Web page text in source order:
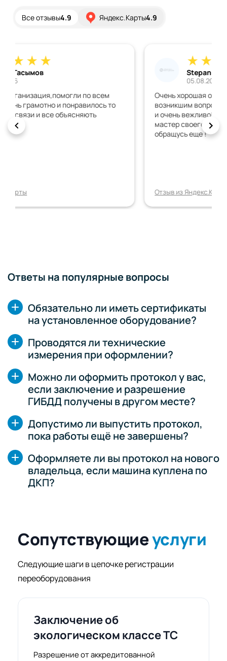
Все отзывы4.9 Яндекс.Карты4.9
Очень хорошая организация! Помогли по всем
возникшим вопросам , отвечали быстро , понятно
и очень вежливо! Спасибо большое Антону ,
мастер своего дела! Очень доволен , обязательно
Ответы на популярные вопросы
Обязательно ли иметь сертификаты
на установленное оборудование?
Проводятся ли технические
измерения при оформлении?
Можно ли оформить протокол у вас,
если заключение и разрешение
ГИБДД получены в другом месте?
Допустимо ли выпустить протокол,
пока работы ещё не завершены?
Оформляете ли вы протокол на нового
владельца, если машина куплена по
ДКП?
Сопутствующиеуслуги
Следующие шаги в цепочке регистрации
переоборудования
Заключение об
экологическом классе ТС
Разрешение от аккредитованной